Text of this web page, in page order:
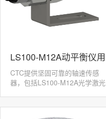
LS100-M12A动平衡仪用
激光转速传感器
CTC提供坚固可靠的轴速传感
器，包括LS100-M12A光学激光